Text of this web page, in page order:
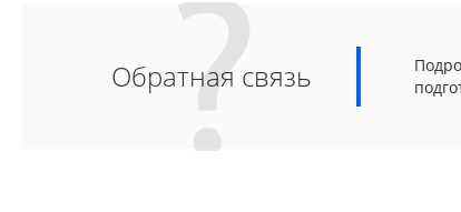
Обратная связь